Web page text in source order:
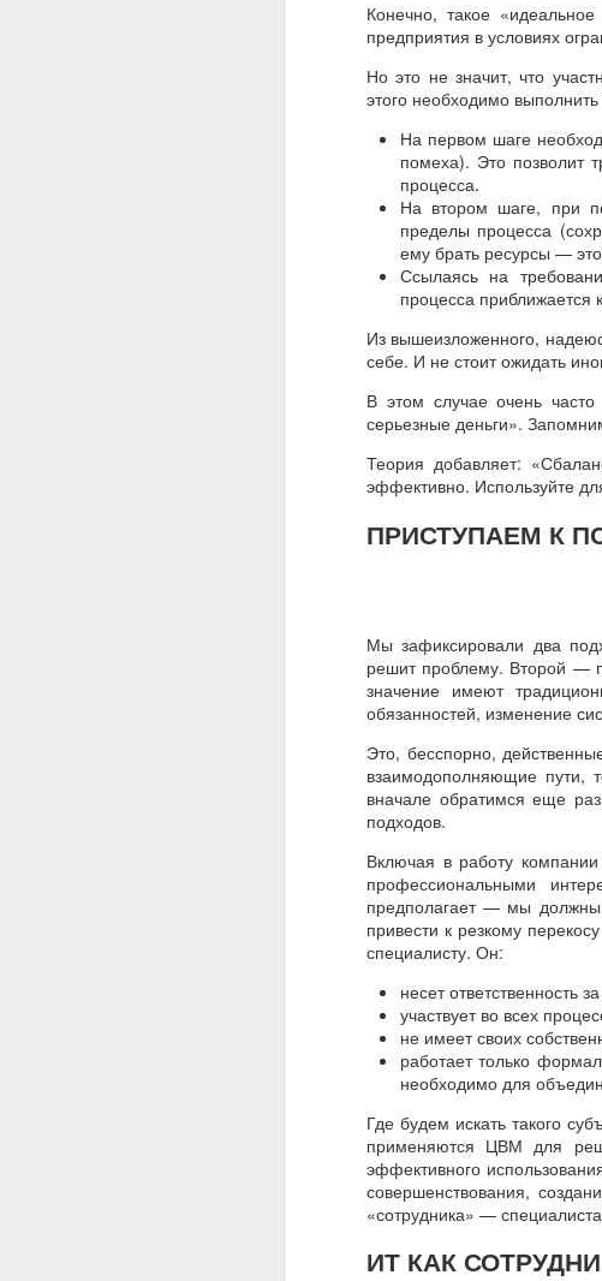
Конечно, такое
предприятия в условиях
Но это не значит, что
этого необходимо
На первом шаге
помеха). Это позволит
процесса.
На втором шаге, при
пределы процесса
ему брать ресурсы —
Ссылаясь на
процесса приближается
Из вышеизложенного,
себе. И не стоит ожидать
В этом случае очень
серьезные деньги».
Теория добавляет:
эффективно. Используйте
ПРИСТУПАЕМ К
Мы зафиксировали два
решит проблему. Второй —
значение имеют
обязанностей, изменение
Это, бесспорно,
взаимодополняющие пути,
вначале обратимся еще
подходов.
Включая в работу
профессиональными
предполагает — мы должны
привести к резкому
специалисту. Он:
несет ответственность
участвует во всех
не имеет своих
работает только
необходимо для
Где будем искать такого
применяются ЦВМ для
эффективного
совершенствования,
«сотрудника» —
ИТ КАК